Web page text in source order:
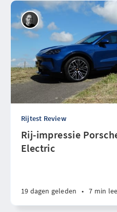
Rijtest Review
Rij-impressie
Electric
19 dagen geleden • 7 min